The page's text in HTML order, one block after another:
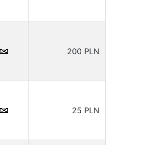
200 PLN
25 PLN